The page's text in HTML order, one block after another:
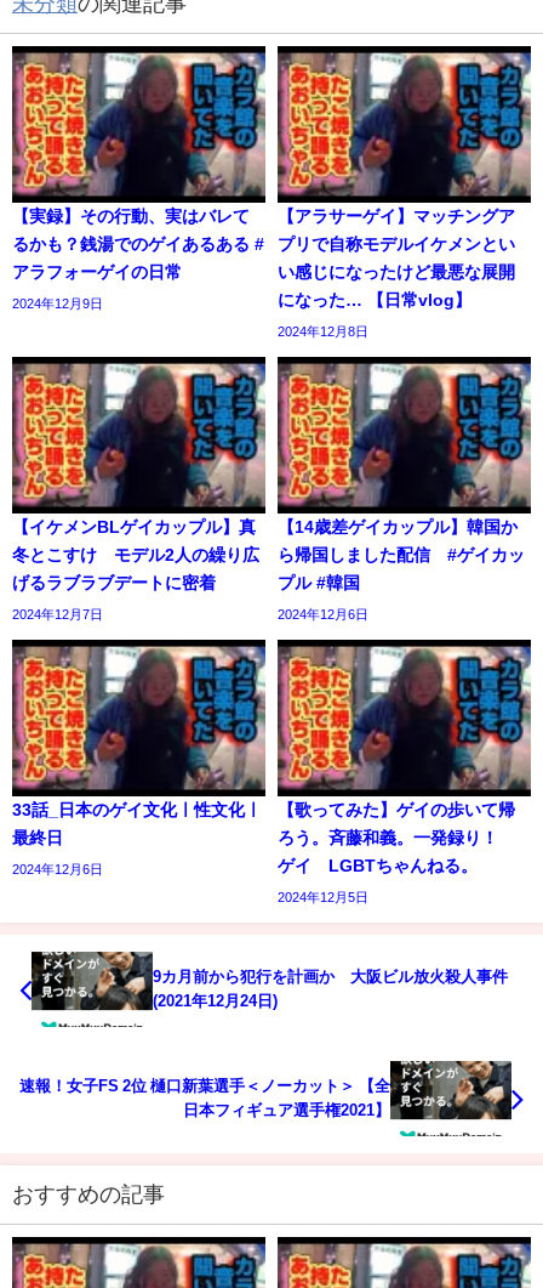
【実録】その行動、実はバレて
るかも？銭湯でのゲイあるある #
アラフォーゲイの日常
2024年12月9日
【アラサーゲイ】マッチングア
プリで自称モデルイケメンとい
い感じになったけど最悪な展開
になった… 【日常vlog】
2024年12月8日
【イケメンBLゲイカップル】真
冬とこすけ モデル2人の繰り広
げるラブラブデートに密着
2024年12月7日
【14歳差ゲイカップル】韓国か
ら帰国しました配信 #ゲイカッ
プル #韓国
2024年12月6日
33話_日本のゲイ文化ㅣ性文化ㅣ
最終日
2024年12月6日
【歌ってみた】ゲイの歩いて帰
ろう。斉藤和義。一発録り！
ゲイ LGBTちゃんねる。
2024年12月5日
9カ月前から犯行を計画か 大阪ビル放火殺人事件
(2021年12月24日)
速報！女子FS 2位 樋口新葉選手＜ノーカット＞ 【全
日本フィギュア選手権2021】
おすすめの記事